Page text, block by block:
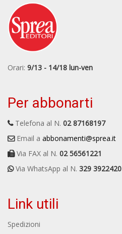
Orari: 9/13 - 14/18 lun-ven
Per abbonarti
Telefona al N. 02 87168197
Email a abbonamenti@sprea.it
Via FAX al N. 02 56561221
Via WhatsApp al N. 329 3922420
Link utili
Spedizioni